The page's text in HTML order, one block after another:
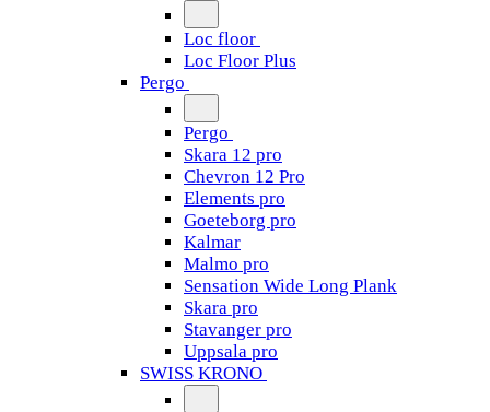
Loc floor
Loc Floor Plus
Pergo
Pergo
Skara 12 pro
Chevron 12 Pro
Elements pro
Goeteborg pro
Kalmar
Malmo pro
Sensation Wide Long Plank
Skara pro
Stavanger pro
Uppsala pro
SWISS KRONO